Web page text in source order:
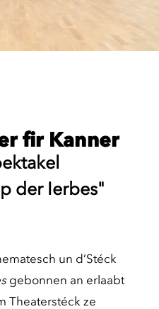
fir Kanner
der Ierbes"
un d’Stéck
gebonnen an erlaabt
Theaterstéck ze